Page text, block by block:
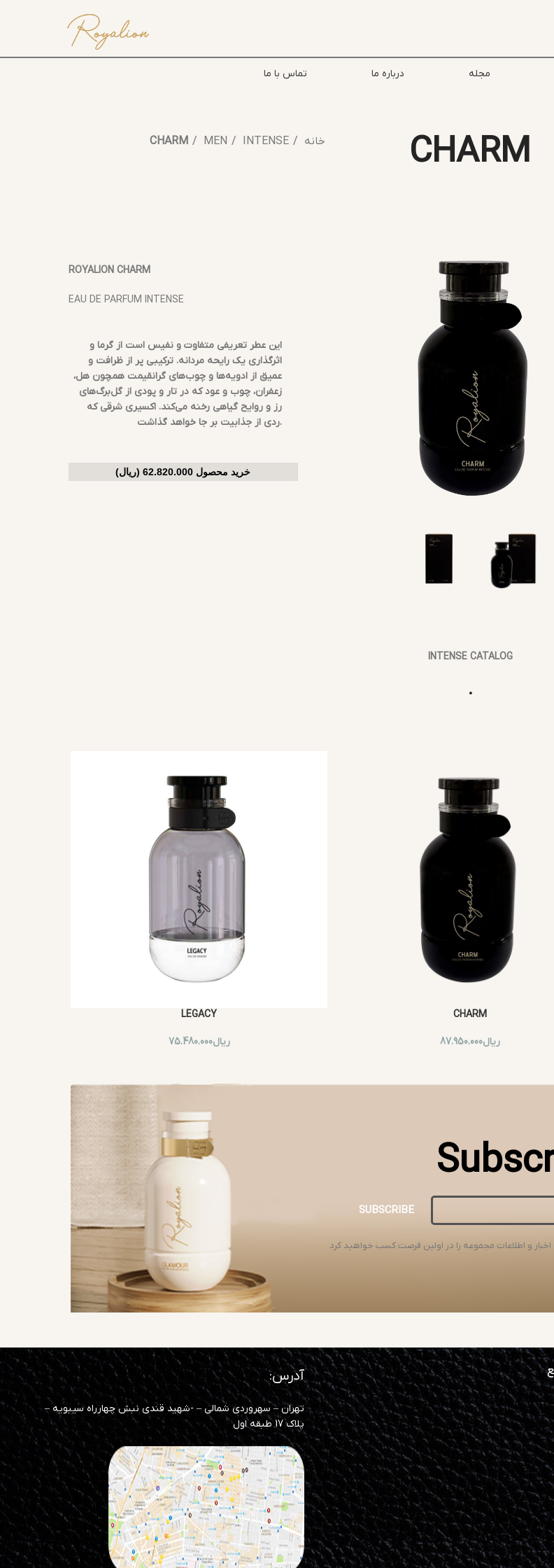
مجله درباره ما تماس با ما
CHARM خانه INTENSE
MEN
CHARM
ROYALION CHARM
EAU DE PARFUM INTENSE
این عطر تعریفی متفاوت و نفیس است از گرما و
اثرگذاری یک رایحه مردانه. ترکیبی پر از ظرافت و
عمیق از ادویه‌ها و چوب‌های گرانقیمت همچون هل،
زعفران، چوب و عود که در تار و پودی از گل‌برگ‌های
رز و روایح گیاهی رخنه می‌کند. اکسیری شرقی که
ردی از جذابیت بر جا خواهد گذاشت.
خرید محصول 62.820.000 (ریال)
INTENSE CATALOG
.
CHARM
ریال87.950.000
LEGACY
ریال75.480.000
SUBSCRIBE
و اطلاعات مجموعه را در اولین فرصت کسب خواهید کرد
آدرس:
تهران – سهروردی شمالی – -شهید قندی نبش چهارراه سیبویه –
پلاک 17 طبقه اول